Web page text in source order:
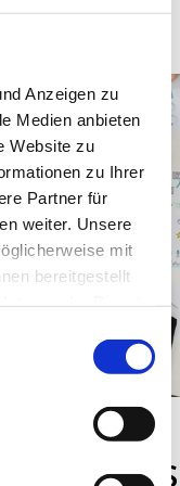
Anzeigen zu
Medien anbieten
Website zu
zu Ihrer
Partner für
weiter. Unsere
mit
bereitgestellt
Bringen